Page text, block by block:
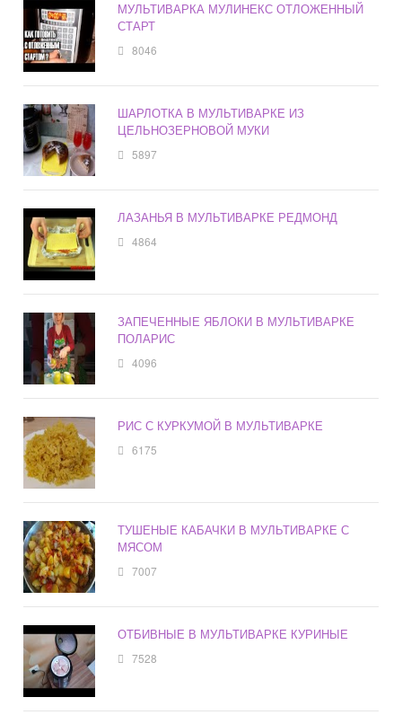
МУЛЬТИВАРКА МУЛИНЕКС ОТЛОЖЕННЫЙ
СТАРТ
8046
ШАРЛОТКА В МУЛЬТИВАРКЕ ИЗ
ЦЕЛЬНОЗЕРНОВОЙ МУКИ
5897
ЛАЗАНЬЯ В МУЛЬТИВАРКЕ РЕДМОНД
4864
ЗАПЕЧЕННЫЕ ЯБЛОКИ В МУЛЬТИВАРКЕ
ПОЛАРИС
4096
РИС С КУРКУМОЙ В МУЛЬТИВАРКЕ
6175
ТУШЕНЫЕ КАБАЧКИ В МУЛЬТИВАРКЕ С
МЯСОМ
7007
ОТБИВНЫЕ В МУЛЬТИВАРКЕ КУРИНЫЕ
7528